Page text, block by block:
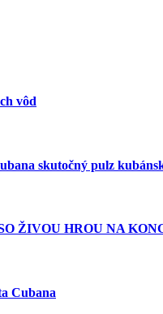
vôd
skutočný pulz
ŽIVOU HROU NA
Cubana